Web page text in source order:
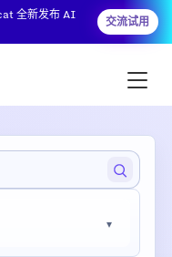
全新发布 AI
交流试用